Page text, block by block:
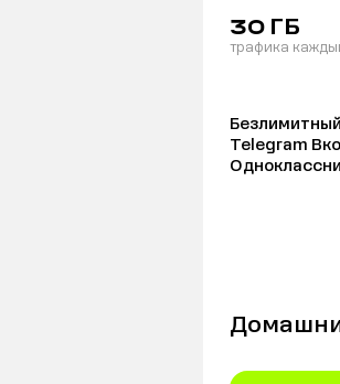
30 ГБ
трафика
Telegram